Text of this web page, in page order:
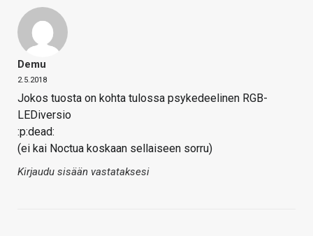
Demu
2.5.2018
Jokos tuosta on kohta tulossa psykedeelinen RGB-
LEDiversio
:p:dead:
(ei kai Noctua koskaan sellaiseen sorru)
Kirjaudu sisään vastataksesi